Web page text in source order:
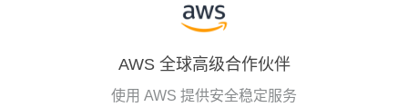
AWS 全球高级合作伙伴
使用 AWS 提供安全稳定服务